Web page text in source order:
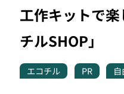
工作キットで
チルSHOP」
エコチル PR